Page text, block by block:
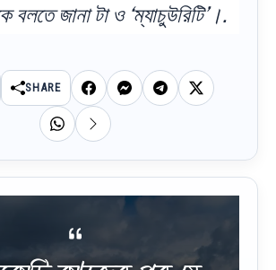
বলতে জানা টা ও ‘ম্যাচুউরিটি’।.
SHARE